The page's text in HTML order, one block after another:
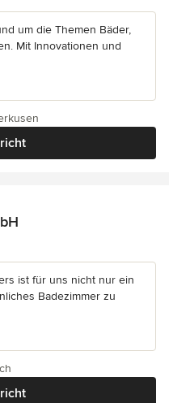
um die Themen Bäder,
Mit Innovationen und
von 5 Sternen
ist für uns nicht nur ein
Badezimmer zu